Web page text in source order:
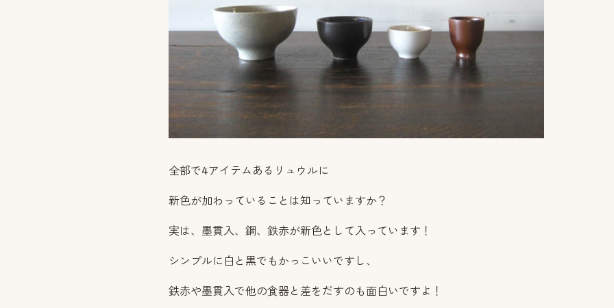
全部で4アイテムあるリュウルに
新色が加わっていることは知っていますか？
実は、墨貫入、鋼、鉄赤が新色として入っています！
シンプルに白と黒でもかっこいいですし、
鉄赤や墨貫入で他の食器と差をだすのも面白いですよ！